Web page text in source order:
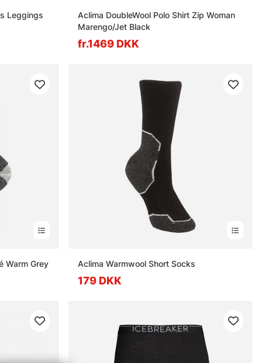
Leggings
Aclima DoubleWool Polo Shirt Zip Woman
Marengo/Jet Black
fr.1469 DKK
Warm Grey Aclima Warmwool Short Socks
179 DKK